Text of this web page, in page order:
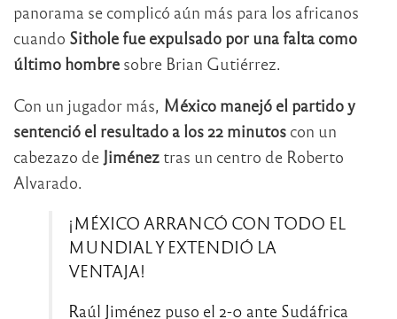
panorama se complicó aún más para los africanos
cuando Sithole fue expulsado por una falta como
último hombre sobre Brian Gutiérrez.
Con un jugador más, México manejó el partido y
sentenció el resultado a los 22 minutos con un
cabezazo de Jiménez tras un centro de Roberto
Alvarado.
¡MÉXICO ARRANCÓ CON TODO EL
MUNDIAL Y EXTENDIÓ LA
VENTAJA!
Raúl Jiménez puso el 2-0 ante Sudáfrica